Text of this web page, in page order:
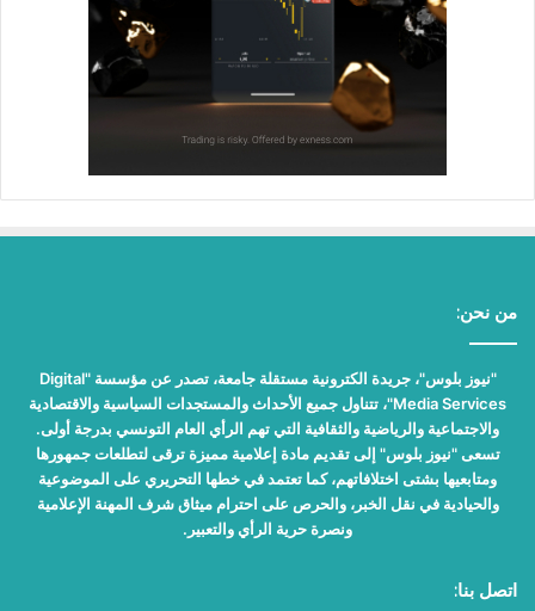
من نحن:
"نيوز بلوس"، جريدة الكترونية مستقلة جامعة، تصدر عن مؤسسة "Digital
Media Services"، تتناول جميع الأحداث والمستجدات السياسية والاقتصادية
والاجتماعية والرياضية والثقافية التي تهم الرأي العام التونسي بدرجة أولى.
تسعى "نيوز بلوس" إلى تقديم مادة إعلامية مميزة ترقى لتطلعات جمهورها
ومتابعيها بشتى اختلافاتهم، كما تعتمد في خطها التحريري على الموضوعية
والحيادية في نقل الخبر، والحرص على احترام ميثاق شرف المهنة الإعلامية
ونصرة حرية الرأي والتعبير.
اتصل بنا: